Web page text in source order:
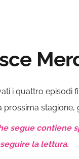
i quattro episodi
stagione,
segue
la lettura.